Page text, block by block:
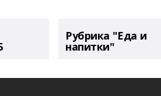
Рубрика "Еда и
напитки"